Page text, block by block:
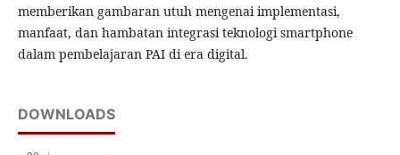
memberikan gambaran utuh mengenai implementasi,
manfaat, dan hambatan integrasi teknologi smartphone
dalam pembelajaran PAI di era digital.
DOWNLOADS